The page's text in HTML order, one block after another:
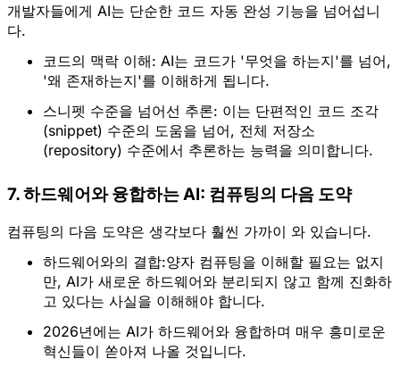
개발자들에게 AI는 단순한 코드 자동 완성 기능을 넘어섭니
다.
코드의 맥락 이해: AI는 코드가 '무엇을 하는지'
'왜 존재하는지'를 이해하게 됩니다.
스니펫 수준을 넘어선 추론: 이는 단편적인 코드 조각
(snippet) 수준의 도움을 넘어, 전체 저장소
(repository) 수준에서 추론하는 능력을 의미합니다.
7. 하드웨어와 융합하는 AI: 컴퓨팅의 다음 도약
컴퓨팅의 다음 도약은 생각보다 훨씬 가까이 와 있습니다.
하드웨어와의 결합:양자 컴퓨팅을 이해할 필요는 없지
만, AI가 새로운 하드웨어와 분리되지 않고 함께 진화하
고 있다는 사실을 이해해야 합니다.
2026년에는 AI가 하드웨어와 융합하며 매우 흥미로운
혁신들이 쏟아져 나올 것입니다.